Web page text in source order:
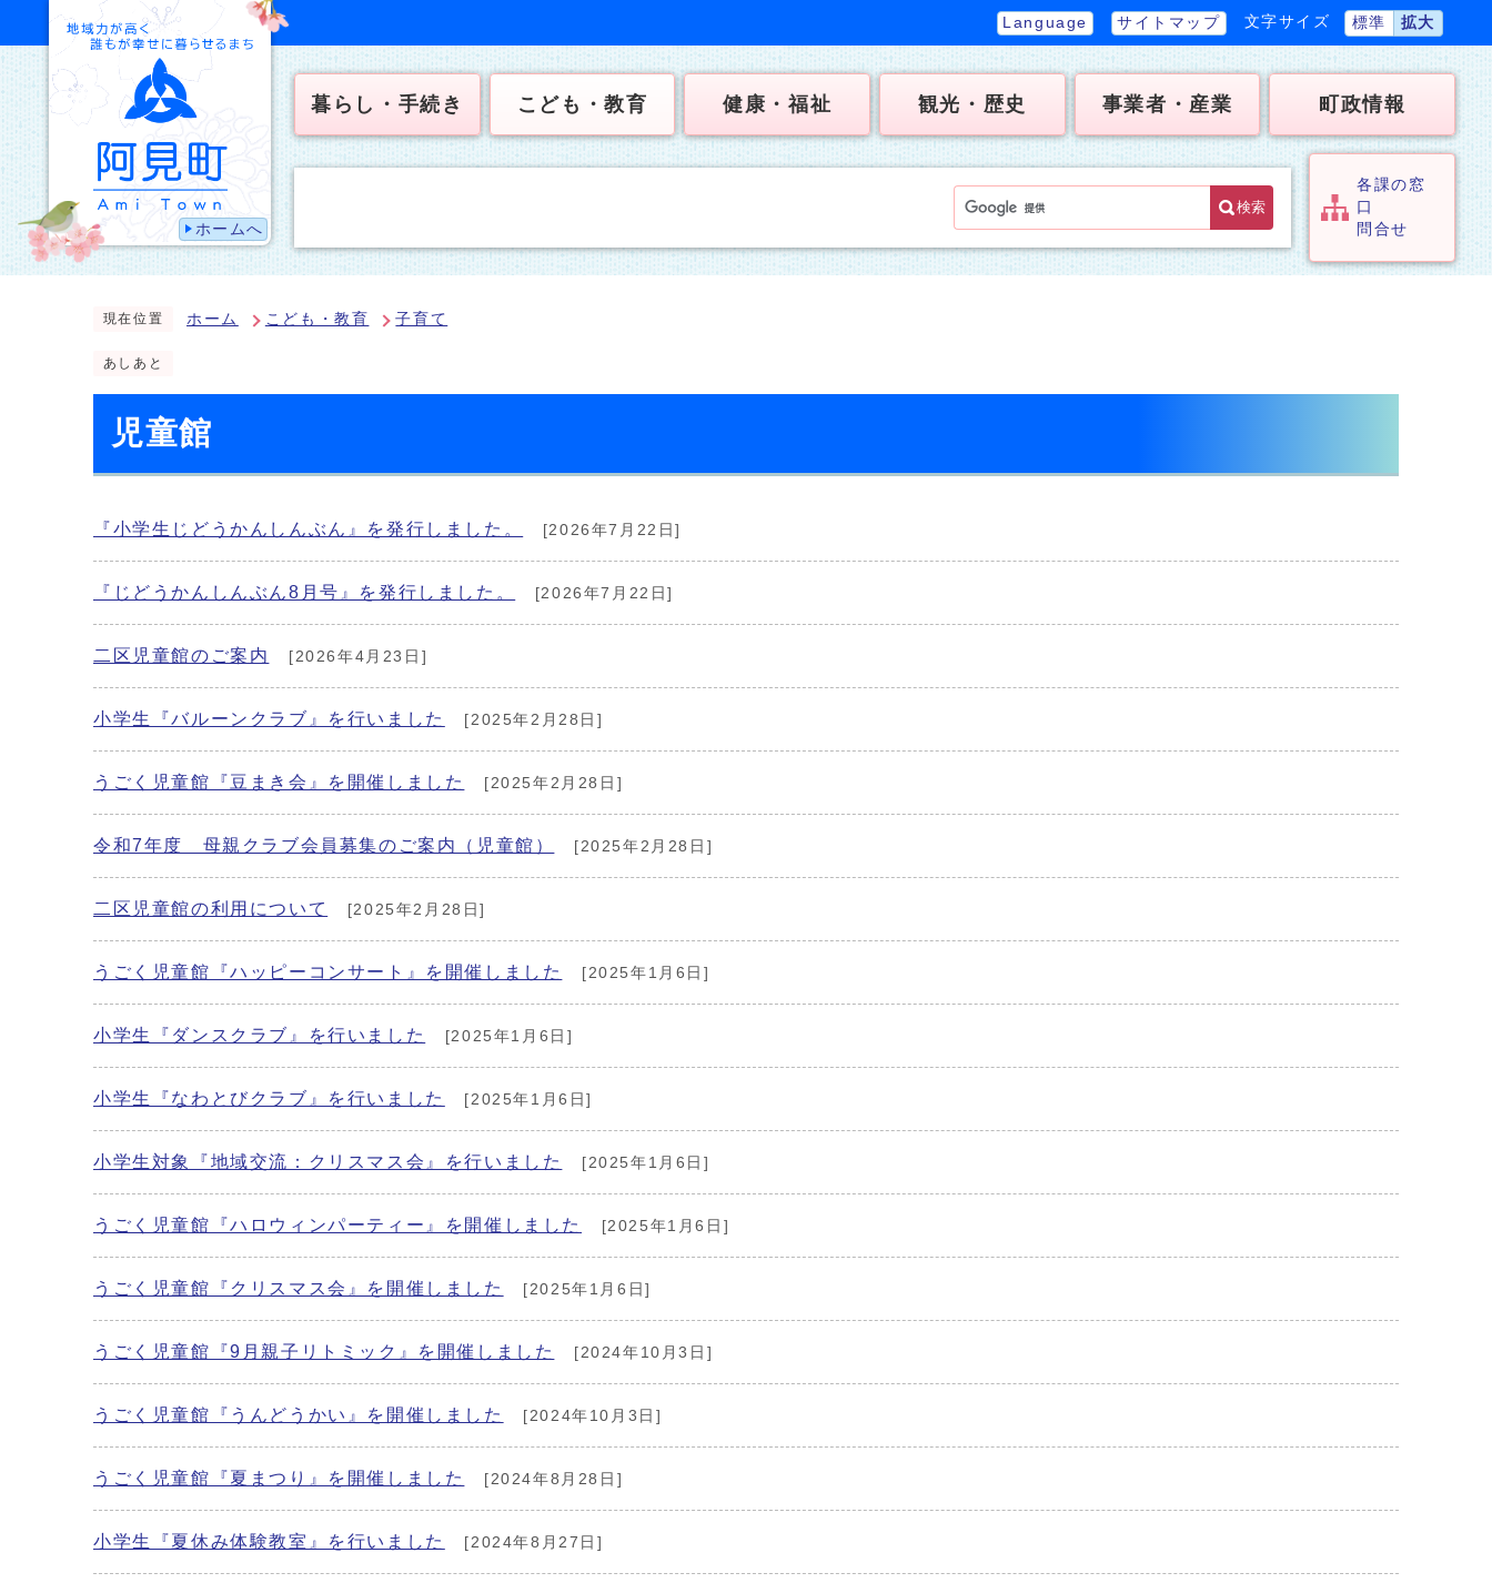
ホームへ
Language サイトマップ 文字サイズ 標準 拡大
暮らし・手続き こども・教育 健康・福祉 観光・歴史 事業者・産業 町政情報
検索
各課の窓
口
問合せ
現在位置 ホーム こども・教育 子育て
あしあと
児童館
『小学生じどうかんしんぶん』を発行しました。 [2026年7月22日]
『じどうかんしんぶん8月号』を発行しました。 [2026年7月22日]
二区児童館のご案内 [2026年4月23日]
小学生『バルーンクラブ』を行いました [2025年2月28日]
うごく児童館『豆まき会』を開催しました [2025年2月28日]
令和7年度 母親クラブ会員募集のご案内（児童館） [2025年2月28日]
二区児童館の利用について [2025年2月28日]
うごく児童館『ハッピーコンサート』を開催しました [2025年1月6日]
小学生『ダンスクラブ』を行いました [2025年1月6日]
小学生『なわとびクラブ』を行いました [2025年1月6日]
小学生対象『地域交流：クリスマス会』を行いました [2025年1月6日]
うごく児童館『ハロウィンパーティー』を開催しました [2025年1月6日]
うごく児童館『クリスマス会』を開催しました [2025年1月6日]
うごく児童館『9月親子リトミック』を開催しました [2024年10月3日]
うごく児童館『うんどうかい』を開催しました [2024年10月3日]
うごく児童館『夏まつり』を開催しました [2024年8月28日]
小学生『夏休み体験教室』を行いました [2024年8月27日]